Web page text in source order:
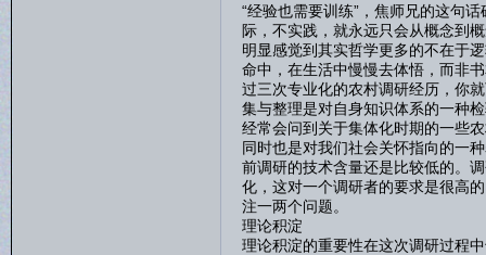
“经验也需要训练”，焦师兄的这句
际，不实践，就永远只会从概念到
明显感觉到其实哲学更多的不在于
命中，在生活中慢慢去体悟，而非
过三次专业化的农村调研经历，你
集与整理是对自身知识体系的一种
经常会问到关于集体化时期的一些
同时也是对我们社会关怀指向的一
前调研的技术含量还是比较低的。
化，这对一个调研者的要求是很高
注一两个问题。
理论积淀
理论积淀的重要性在这次调研过程